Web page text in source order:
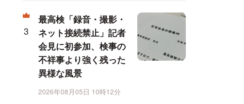
最高検「録音・撮影・
ネット接続禁止」記者
会見に初参加、検事の
不祥事より強く残った
異様な風景
2026年08月05日 10時12分